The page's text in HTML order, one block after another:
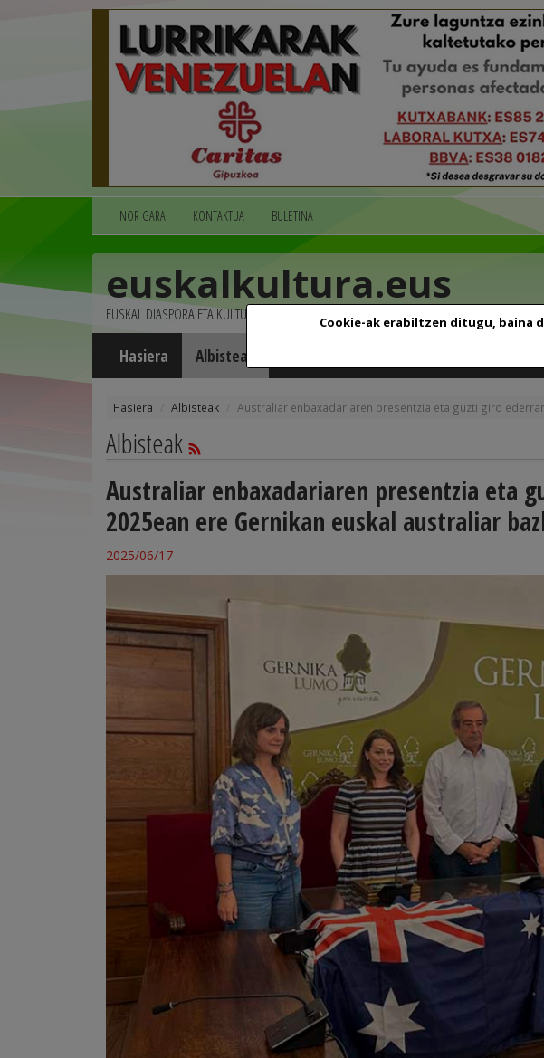
Cookie-ak erabiltzen ditugu, baina
NOR GARA KONTAKTUA BULETINA
euskalkultura.eus
EUSKAL DIASPORA ETA KULTURA
Hasiera Albisteak
Hasiera Albisteak Australiar enbaxadariaren presentzia eta guzti giro
Albisteak
Australiar enbaxadariaren presentzia eta
2025ean ere Gernikan euskal australiar
2025/06/17